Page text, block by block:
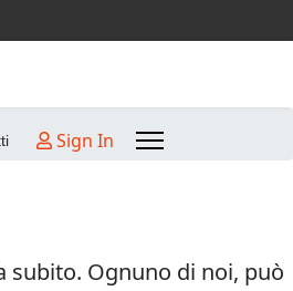
Sign In
subito. Ognuno di noi, può